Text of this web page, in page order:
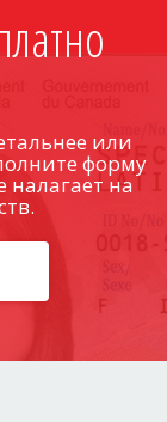
или
форму
на